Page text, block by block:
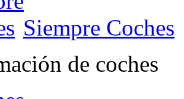
Siempre Coches
de coches